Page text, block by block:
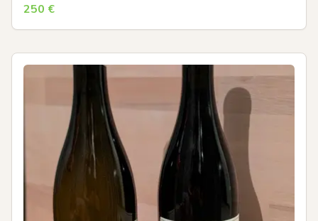
250 €